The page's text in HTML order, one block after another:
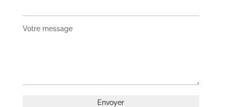
Votre message